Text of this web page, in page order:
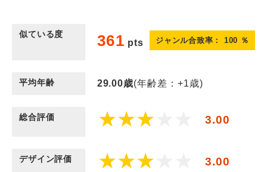
似ている度 361 pts ジャンル合致率： 100 ％
平均年齢 29.00歳(年齢差：+1歳)
総合評価 3.00
デザイン評価 3.00